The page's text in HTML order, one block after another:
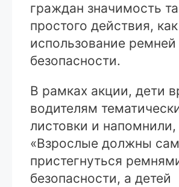
граждан значимость
простого действия, как
использование ремней
безопасности.
В рамках акции, дети
водителям
листовки и напомнили,
«Взрослые должны
пристегнуться
безопасности, а детей